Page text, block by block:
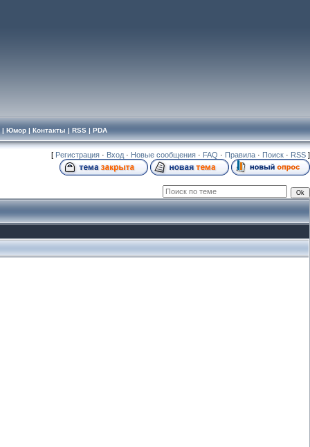
| Юмор| Контакты | RSS| PDA
[ Регистрация · Вход · Новые сообщения · FAQ · Правила · Поиск · RSS ]